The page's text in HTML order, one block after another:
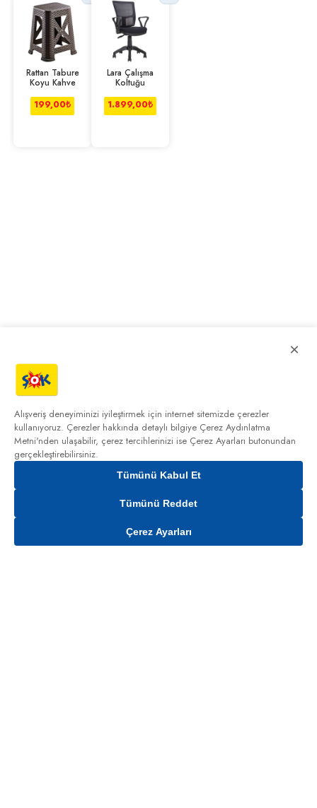
Gelince Haber Ver
Rattan Tabure
Koyu Kahve
199,00₺
Lara Çalışma
Koltuğu
1.899,00₺
×
Alışveriş deneyiminizi iyileştirmek için internet sitemizde çerezler
kullanıyoruz. Çerezler hakkında detaylı bilgiye Çerez Aydınlatma
Metni'nden ulaşabilir, çerez tercihlerinizi ise Çerez Ayarları butonundan
gerçekleştirebilirsiniz.
Tümünü Kabul Et
Tümünü Reddet
Çerez Ayarları